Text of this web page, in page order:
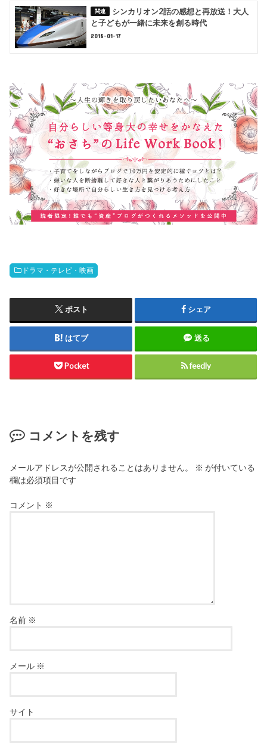
シンカリオン2話の感想と再放送！大人
と子どもが一緒に未来を創る時代
2018-01-17
ドラマ・テレビ・映画
ポスト シェア
はてブ 送る
Pocket feedly
コメントを残す
メールアドレスが公開されることはありません。 ※ が付いている
欄は必須項目です
コメント ※
名前 ※
メール ※
サイト